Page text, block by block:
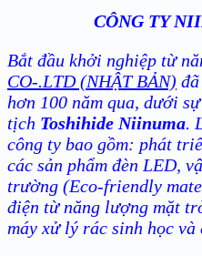
CÔNG TY
Bắt đầu khởi nghiệp từ
CO-.LTD (NHẬT BẢN)
hơn 100 năm qua, dưới
tịch Toshihide Niinuma.
công ty bao gồm: phát
các sản phẩm đèn LED,
trường (Eco-friendly
điện từ năng lượng mặt
máy xử lý rác sinh học